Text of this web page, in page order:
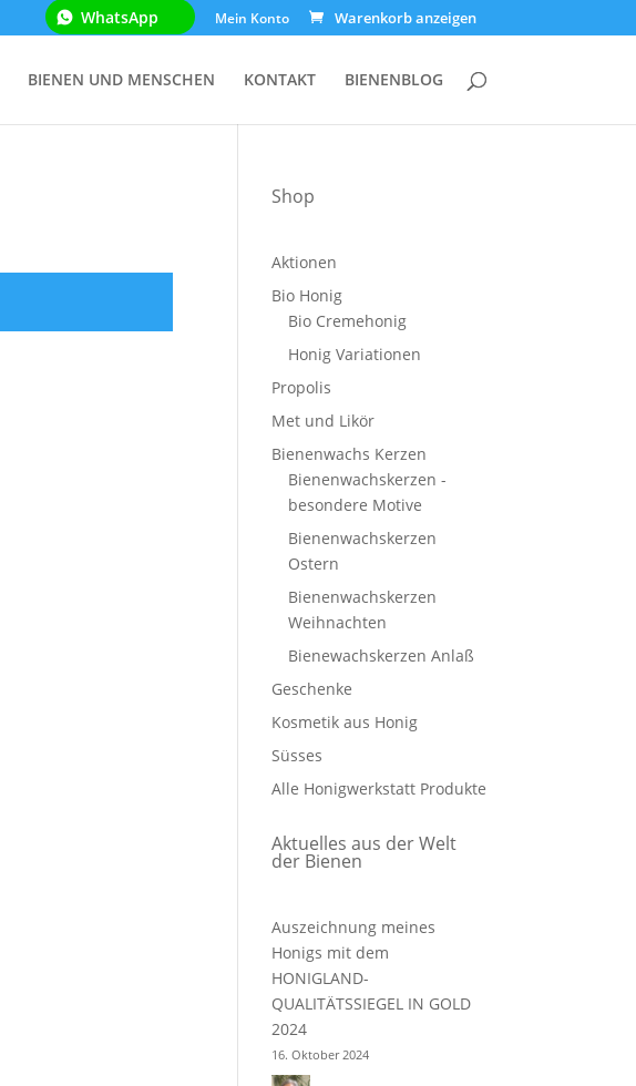
WhatsApp Mein Konto
BIENEN UND MENSCHEN KONTAKT BIENENBLOG
Shop
Aktionen
Bio Honig
Bio Cremehonig
Honig Variationen
Propolis
Met und Likör
Bienenwachs Kerzen
Bienenwachskerzen -
besondere Motive
Bienenwachskerzen
Ostern
Bienenwachskerzen
Weihnachten
Bienewachskerzen Anlaß
Geschenke
Kosmetik aus Honig
Süsses
Alle Honigwerkstatt Produkte
Aktuelles aus der Welt
der Bienen
Auszeichnung meines
Honigs mit dem
HONIGLAND-
QUALITÄTSSIEGEL IN GOLD
2024
16. Oktober 2024